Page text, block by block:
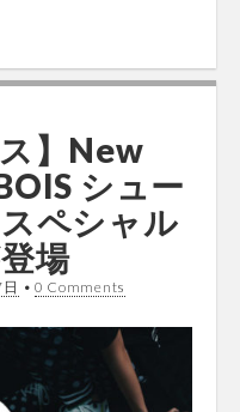
】New
シュー
ペシャル
場
• 0 Comments